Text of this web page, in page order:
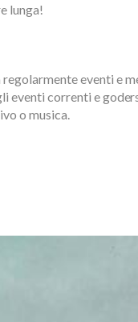
lunga!
eventi e
eventi correnti e
o musica.